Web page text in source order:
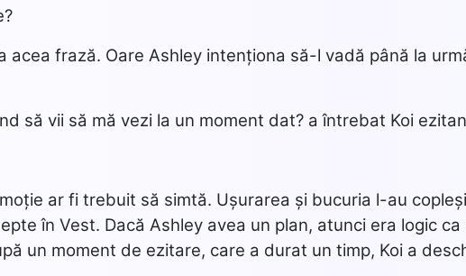
acea frază. Oare Ashley intenționa să-l vadă până la
să vii să mă vezi la un moment dat? a întrebat Koi
ar fi trebuit să simtă. Ușurarea și bucuria l-au
în Vest. Dacă Ashley avea un plan, atunci era logic
un moment de ezitare, care a durat un timp, Koi a